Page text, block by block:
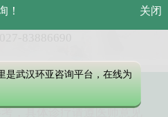
武汉市硚口区解放大道479号
环亚中医白癜风医院
，具体诊疗请遵医师意见
！ 关闭
是武汉环亚咨询平台，在线为